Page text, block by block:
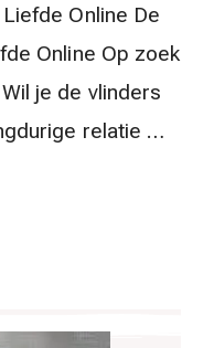
Online De
Online Op zoek
je de vlinders
relatie …